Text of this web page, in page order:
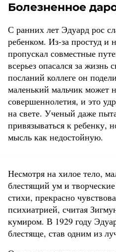
Болезненное
С ранних лет Эдуард рос
ребенком. Из-за простуд и
пропускал совместные
всерьез опасался за жизнь
посланий коллеге он
маленький мальчик может
совершеннолетия, и это
на свете. Ученый даже
привязываться к ребенку,
мысль как недостойную.
Несмотря на хилое тело,
блестящий ум и
стихи, прекрасно
психиатрией, считая
кумиром. В 1929 году
блестяще, став одним из